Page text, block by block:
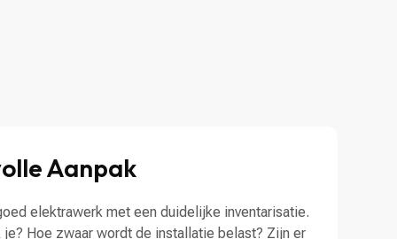
Aanpak
elektrawerk met een duidelijke inventarisatie.
Hoe zwaar wordt de installatie belast? Zijn er